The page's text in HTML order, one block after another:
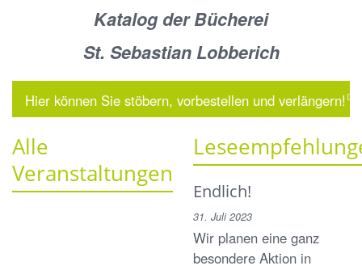
Katalog der Bücherei
St. Sebastian Lobberich
Hier können Sie stöbern, vorbestellen und verlängern!
Alle
Veranstaltungen
Endlich!
31. Juli 2023
Wir planen eine ganz
besondere Aktion in